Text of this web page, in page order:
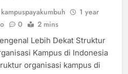
kampuspayakumbuh
1 year
0 2 mins
Lebih Dekat Struktur
Kampus di Indonesia
organisasi kampus di